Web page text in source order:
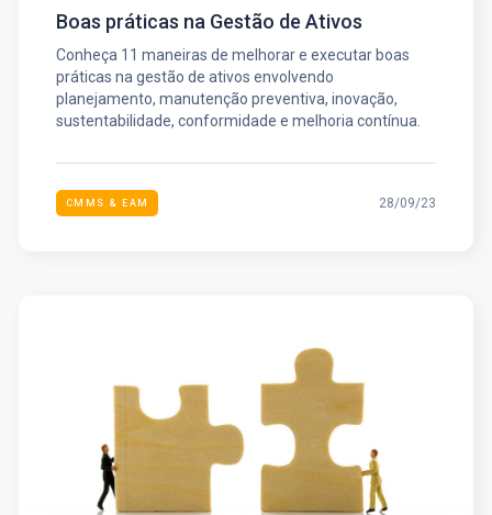
Boas práticas na Gestão de Ativos
Conheça 11 maneiras de melhorar e executar boas
práticas na gestão de ativos envolvendo
planejamento, manutenção preventiva, inovação,
sustentabilidade, conformidade e melhoria contínua.
CMMS & EAM 28/09/23